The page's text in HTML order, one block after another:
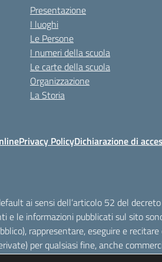
Presentazione
I luoghi
Le Persone
I numeri della scuola
Le carte della scuola
Organizzazione
La Storia
Privacy PolicyDichiarazione di
ai sensi dell’articolo 52 del
e le informazioni pubblicati sul sito
rappresentare, eseguire e
per qualsiasi fine, anche